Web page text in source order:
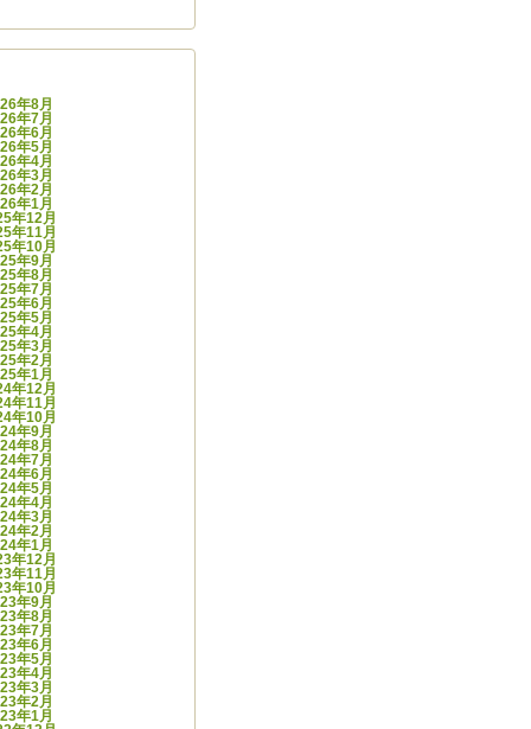
年8月
年7月
年6月
年5月
年4月
年3月
年2月
年1月
年12月
年11月
年10月
年9月
年8月
年7月
年6月
年5月
年4月
年3月
年2月
年1月
年12月
年11月
年10月
年9月
年8月
年7月
年6月
年5月
年4月
年3月
年2月
年1月
年12月
年11月
年10月
年9月
年8月
年7月
年6月
年5月
年4月
年3月
年2月
年1月